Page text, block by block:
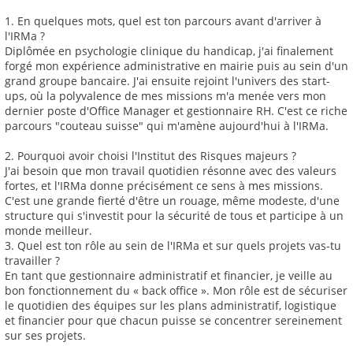
1. En quelques mots, quel est ton parcours avant d'arriver à
l'IRMa ?
Diplômée en psychologie clinique du handicap, j'ai finalement
forgé mon expérience administrative en mairie puis au sein d'un
grand groupe bancaire. J'ai ensuite rejoint l'univers des start-
ups, où la polyvalence de mes missions m'a menée vers mon
dernier poste d'Office Manager et gestionnaire RH. C'est ce riche
parcours "couteau suisse" qui m'amène aujourd'hui à l'IRMa.
2. Pourquoi avoir choisi l'Institut des Risques majeurs ?
J'ai besoin que mon travail quotidien résonne avec des valeurs
fortes, et l'IRMa donne précisément ce sens à mes missions.
C'est une grande fierté d'être un rouage, même modeste, d'une
structure qui s'investit pour la sécurité de tous et participe à un
monde meilleur.
3. Quel est ton rôle au sein de l'IRMa et sur quels projets vas-tu
travailler ?
En tant que gestionnaire administratif et financier, je veille au
bon fonctionnement du « back office ». Mon rôle est de sécuriser
le quotidien des équipes sur les plans administratif, logistique
et financier pour que chacun puisse se concentrer sereinement
sur ses projets.